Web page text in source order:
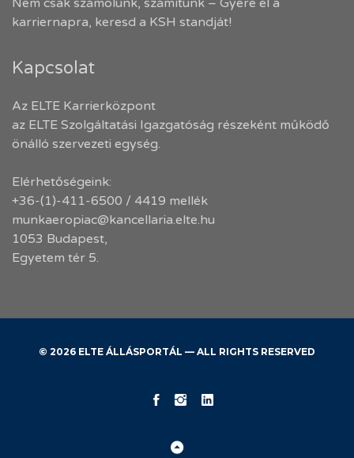
Nem csak számolunk, számítunk – Gyere el a
karriernapra, keresd a KSH standját!
Kapcsolat
Az ELTE Karrierközpont
az ELTE Szolgáltatási Igazgatóság részeként működő
önálló szervezeti egység.
Elérhetőségeink:
+36-(1)-411-6500 / 4419 mellék
munkaeropiac@kancellaria.elte.hu
1053 Budapest,
Egyetem tér 5.
© 2026 ELTE ÁLLÁSPORTÁL — ALL RIGHTS RESERVED
KK ELTEELTE
Back